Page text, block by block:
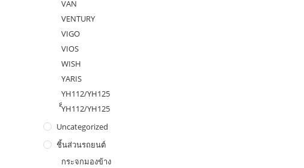
VAN
VENTURY
VIGO
VIOS
WISH
YARIS
YH112/YH125
ํ็YH112/YH125
Uncategorized
ชิ้นส่วนรถยนต์
กระจกมองข้าง